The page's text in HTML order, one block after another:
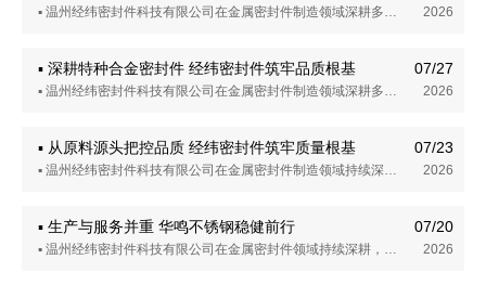
▪ 温州经纬密封件科技有限公司在金属密封件制造领域深耕多年，其在光亮退火与智能化制造方向上的持续探索与实践，折射出这家企业对产品品质与技术升级的务实态度。公司主营金属环垫等密封件产品，可提供多种特种合金材质方案，产品在核电装备、石油化工、海洋工程等领域获得广泛应用。本文从光亮退火的技术内涵及企业智能化实践等角度，呈现经纬密封件在该领域的务实探索与稳步发展。 2026
▪ 深耕特种合金密封件 经纬密封件筑牢品质根基 07/27
▪ 温州经纬密封件科技有限公司在金属密封件制造领域深耕多年，其在特种合金材料方向的探索与实践，折射出这家企业对产品品质与技术创新的务实态度。公司主营金属环垫等密封件产品，可提供多种特种合金材质方案，在石油化工、核电装备、海洋工程等领域获得广泛应用。本文从特种合金材料的技术内涵及企业实践等角度，呈现经纬密封件在该领域的务实探索与稳步发展。 2026
▪ 从原料源头把控品质 经纬密封件筑牢质量根基 07/23
▪ 温州经纬密封件科技有限公司在金属密封件制造领域持续深耕，其在原料进厂管控方向上的持续探索与实践，折射出这家企业对“品质从源头抓起”这一理念的务实态度。公司位于温州经济技术开发区，主营金属环垫等密封件产品，配套平板闸阀、采油树、管道法兰、井口装置等工业设备，在石油化工、油气开采、电力能源等领域获得应用。本文从原料管控的技术内涵及企业实践等角度，呈现经纬密封件在该领域的务实探索与稳步发展。 2026
▪ 生产与服务并重 华鸣不锈钢稳健前行 07/20
▪ 温州经纬密封件科技有限公司在金属密封件领域持续深耕，其在生产制造与客户服务方向上的持续探索，折射出这家企业对产品品质与服务理念的务实态度。公司位于温州经济技术开发区，主营金属环垫等密封件产品，配套平板闸阀、采油树、管道法兰、井口装置等工业设备，在石油化工、采油机械、管道连接等领域获得应用。本文从生产体系的构建及服务理念的实践等角度，呈现经纬密封件在该领域的务实探索与稳步发展。 2026